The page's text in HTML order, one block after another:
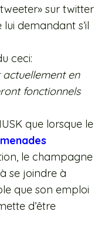
sur twitter
demandant s’il
ceci:
actuellement en
fonctionnels
que lorsque le
le champagne
se joindre à
que son emploi
d’être